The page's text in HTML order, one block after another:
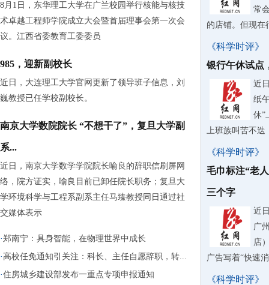
8月1日，东华理工大学在广兰校园举行核能与核技
术卓越工程师学院成立大会暨首届理事会第一次会
议。江西省委教育工委委员
985，迎新副校长
近日，大连理工大学官网更新了领导班子信息，刘
巍教授已任学校副校长。
南京大学数院院长 “不想干了”，复旦大学副
系...
近日，南京大学数学学院院长喻良的辞职信刷屏网
络，院方证实，喻良目前已卸任院长职务；复旦大
学环境科学与工程系副系主任马臻教授同日通过社
交媒体表示
·郑南宁：具身智能，在物理世界中成长
· 高校任免通知引关注：科长、主任自愿辞职，转...
·住房城乡建设部发布一重点专项申报通知
常
的店铺。但现在
《科学时评》
银行午休试点
近
纸
休”
上班族叫苦不迭
《科学时评》
毛巾标注“老
三个字
近
广
店
广告写着“快速
《科学时评》